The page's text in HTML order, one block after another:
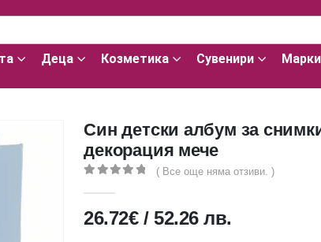
Деца Козметика Сувенири Марки
Син детски албум за
декорация мече
( Все още няма отзиви. )
26.72€ /52.26лв.